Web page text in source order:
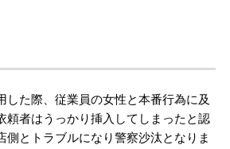
のお手紙
した際、従業員の女性と本番行為に及
頼者はうっかり挿入してしまったと認
側とトラブルになり警察沙汰となりま